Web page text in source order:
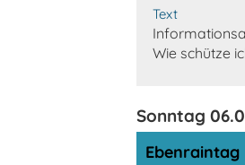
Text
Wie schütze
Sonntag
Ebenraintag